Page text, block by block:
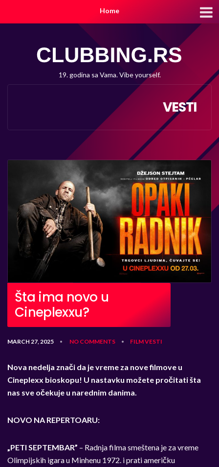
Home
19. godina sa Vama. Vibe yourself.
VESTI
Šta ima novo u
Cineplexxu?
MARCH 27, 2025 • NO COMMENTS • FILMVESTI
Nova nedelja znači da je vreme za nove filmove u
Cineplexx bioskopu! U nastavku možete pročitati šta
nas sve očekuje u narednim danima.
NOVO NA REPERTOARU:
„PETI SEPTEMBAR” – Radnja filma smeštena je za vreme
Olimpijskih igara u Minhenu 1972. i prati američku